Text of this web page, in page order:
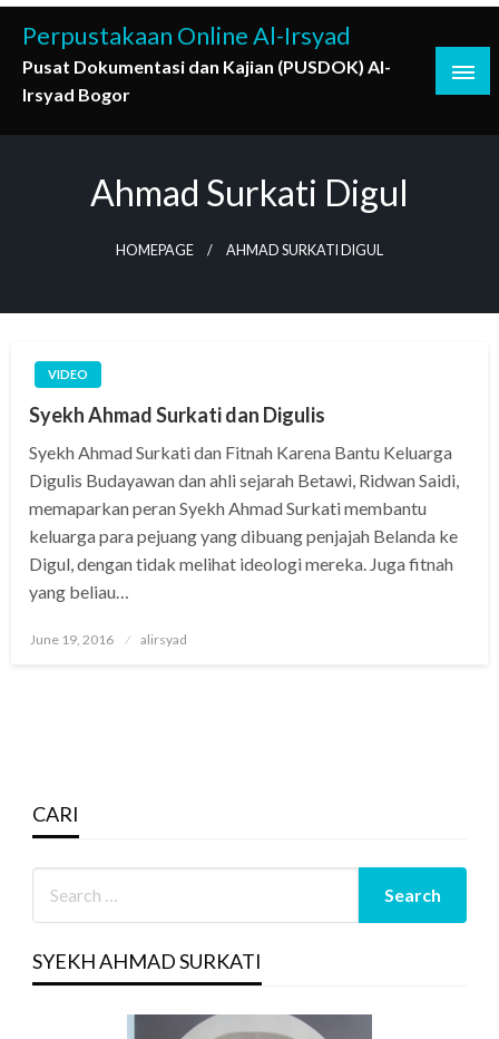
Skip
content
Perpustakaan Online Al-Irsyad
Pusat Dokumentasi dan Kajian (PUSDOK) Al-
Irsyad Bogor
Ahmad Surkati Digul
HOMEPAGE AHMAD SURKATI DIGUL
VIDEO
Syekh Ahmad Surkati dan Digulis
Syekh Ahmad Surkati dan Fitnah Karena Bantu Keluarga
Digulis Budayawan dan ahli sejarah Betawi, Ridwan Saidi,
memaparkan peran Syekh Ahmad Surkati membantu
keluarga para pejuang yang dibuang penjajah Belanda ke
Digul, dengan tidak melihat ideologi mereka. Juga fitnah
yang beliau…
Posted
June 19, 2016 alirsyad
CARI
SYEKH AHMAD SURKATI